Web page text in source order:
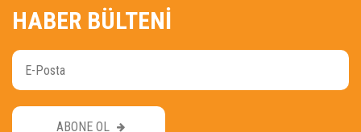
HABER BÜLTENİ
ABONE OL